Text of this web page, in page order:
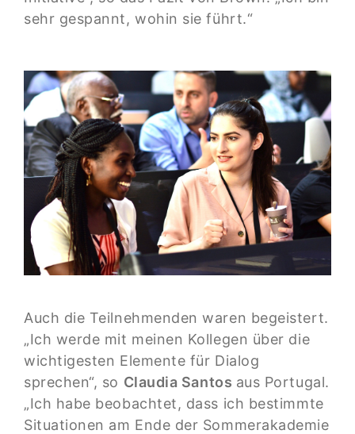
sehr gespannt, wohin sie führt.“
Auch die Teilnehmenden waren begeistert.
„Ich werde mit meinen Kollegen über die
wichtigesten Elemente für Dialog
sprechen“, so Claudia Santos aus Portugal.
„Ich habe beobachtet, dass ich bestimmte
Situationen am Ende der Sommerakademie